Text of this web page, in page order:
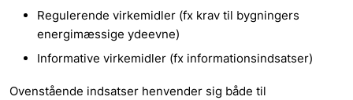
Regulerende virkemidler (fx krav til bygningers
energimæssige ydeevne)
Informative virkemidler (fx informationsindsatser)
Ovenstående indsatser henvender sig både til